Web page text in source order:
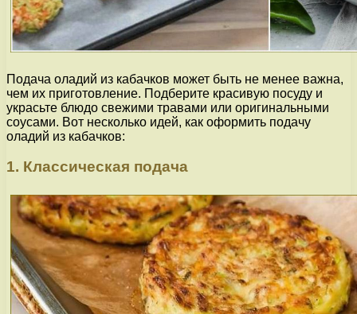
Подача оладий из кабачков может быть не менее важна,
чем их приготовление. Подберите красивую посуду и
украсьте блюдо свежими травами или оригинальными
соусами. Вот несколько идей, как оформить подачу
оладий из кабачков:
1. Классическая подача